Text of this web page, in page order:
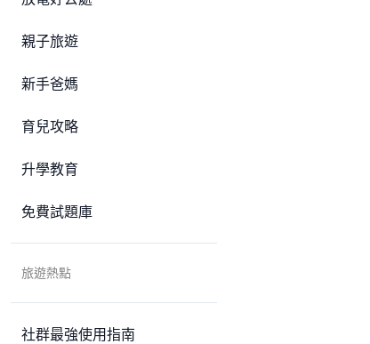
親子旅遊
新手爸媽
育兒攻略
升學教育
免費試題庫
旅遊熱點
社群最強使用指南